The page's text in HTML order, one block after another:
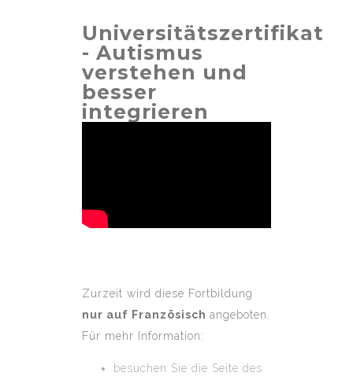
Universitätszertifikat
- Autismus
verstehen und
besser
integrieren
Zurzeit wird diese Fortbildung
nur auf Französisch angeboten.
Für mehr Information:
besuchen Sie die Seite des